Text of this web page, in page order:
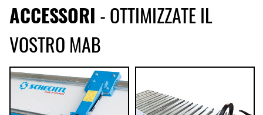
ACCESSORI - OTTIMIZZATE IL
VOSTRO MAB